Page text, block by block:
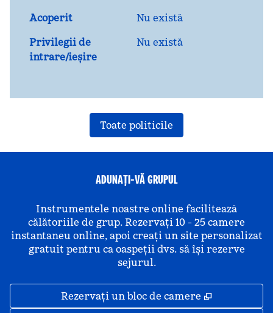
Acoperit
Nu există
Privilegii de
intrare/ieșire
Nu există
Toate politicile
ADUNAȚI-VĂ GRUPUL
Instrumentele noastre online facilitează
călătoriile de grup. Rezervați 10 - 25 camere
instantaneu online, apoi creați un site personalizat
gratuit pentru ca oaspeții dvs. să își rezerve
sejurul.
Rezervați un bloc de camere ,